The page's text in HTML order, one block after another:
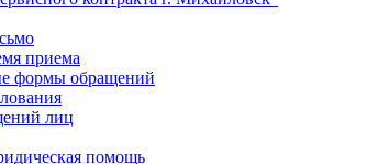
приема
формы обращений
лиц
помощь